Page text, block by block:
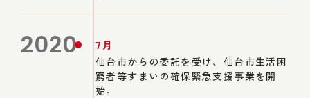
2020
7月
仙台市からの委託を受け、仙台市生活困
窮者等すまいの確保緊急支援事業を開
始。